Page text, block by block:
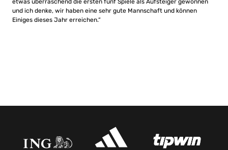
etwas überraschend die ersten fünf Spiele als Aufsteiger gewonnen
und ich denke, wir haben eine sehr gute Mannschaft und können
Einiges dieses Jahr erreichen.“